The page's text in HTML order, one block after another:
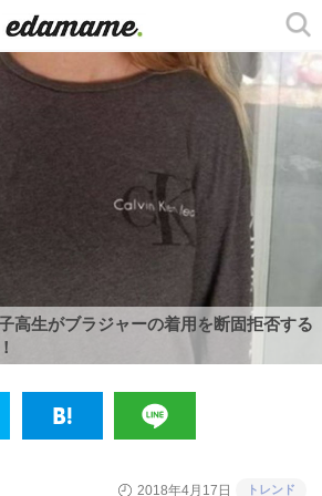
高生がブラジャーの着用を断固拒否する
2018年4月17日 トレンド